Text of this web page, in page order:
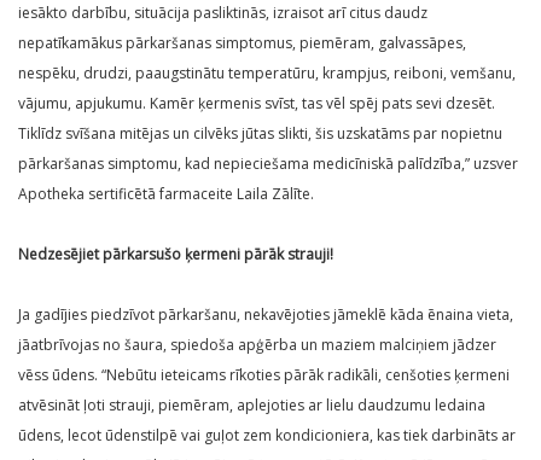
iesākto darbību, situācija pasliktinās, izraisot arī citus daudz
nepatīkamākus pārkaršanas simptomus, piemēram, galvassāpes,
nespēku, drudzi, paaugstinātu temperatūru, krampjus, reiboni, vemšanu,
vājumu, apjukumu. Kamēr ķermenis svīst, tas vēl spēj pats sevi dzesēt.
Tiklīdz svīšana mitējas un cilvēks jūtas slikti, šis uzskatāms par nopietnu
pārkaršanas simptomu, kad nepieciešama medicīniskā palīdzība,” uzsver
Apotheka sertificētā farmaceite Laila Zālīte.
Nedzesējiet pārkarsušo ķermeni pārāk strauji!
Ja gadījies piedzīvot pārkaršanu, nekavējoties jāmeklē kāda ēnaina vieta,
jāatbrīvojas no šaura, spiedoša apģērba un maziem malciņiem jādzer
vēss ūdens. “Nebūtu ieteicams rīkoties pārāk radikāli, cenšoties ķermeni
atvēsināt ļoti strauji, piemēram, aplejoties ar lielu daudzumu ledaina
ūdens, lecot ūdenstilpē vai guļot zem kondicioniera, kas tiek darbināts ar